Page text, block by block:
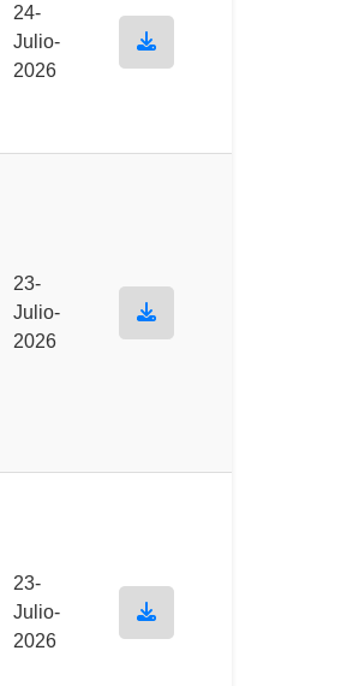
24-
Julio-
2026
23-
Julio-
2026
23-
Julio-
2026